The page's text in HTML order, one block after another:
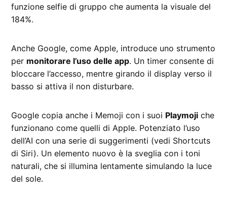
funzione selfie di gruppo che aumenta la visuale del
184%.
Anche Google, come Apple, introduce uno strumento
per monitorare l’uso delle app. Un timer consente di
bloccare l’accesso, mentre girando il display verso il
basso si attiva il non disturbare.
Google copia anche i Memoji con i suoi Playmoji che
funzionano come quelli di Apple. Potenziato l’uso
dell’AI con una serie di suggerimenti (vedi Shortcuts
di Siri). Un elemento nuovo è la sveglia con i toni
naturali, che si illumina lentamente simulando la luce
del sole.